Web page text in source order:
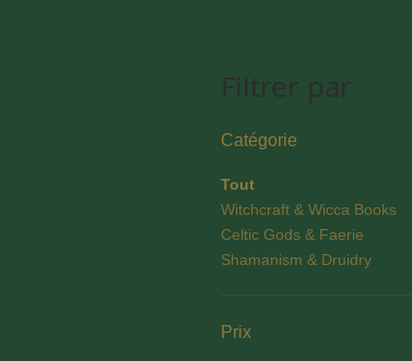
Filtrer par
Catégorie
Tout
Witchcraft & Wicca Books
Celtic Gods & Faerie
Shamanism & Druidry
Prix